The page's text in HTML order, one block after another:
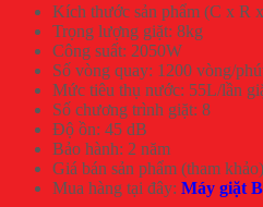
Kích thước sản phẩm (C x R
Trọng lượng giặt: 8kg
Công suất: 2050W
Số vòng quay: 1200 vòng/
Mức tiêu thụ nước: 55L/lần
Số chương trình giặt: 8
Độ ồn: 45 dB
Bảo hành: 2 năm
Giá bán sản phẩm (tham
Mua hàng tại đây: Máy giặt